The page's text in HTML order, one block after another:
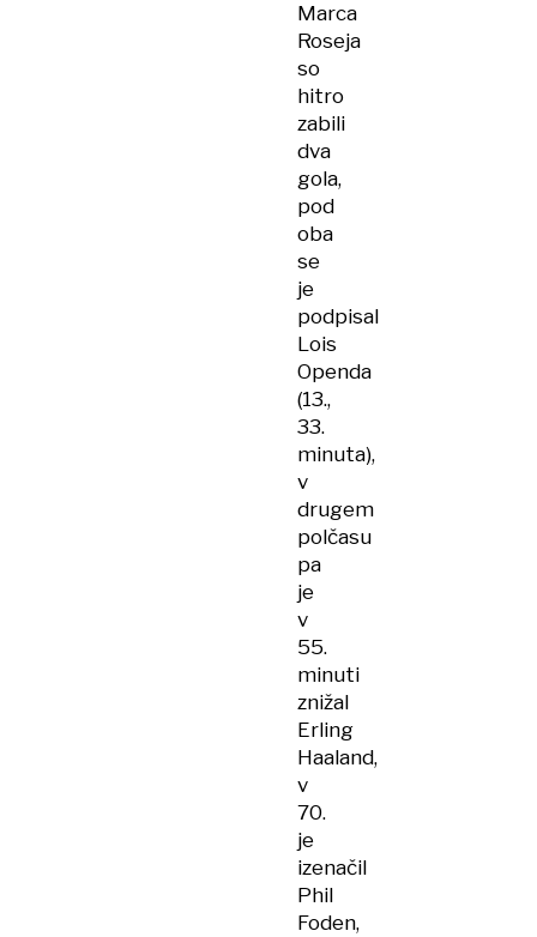
Marca
Roseja
so
hitro
zabili
dva
gola,
pod
oba
se
je
podpisal
Lois
Openda
(13.,
33.
minuta),
v
drugem
polčasu
pa
je
v
55.
minuti
znižal
Erling
Haaland,
v
70.
je
izenačil
Phil
Foden,